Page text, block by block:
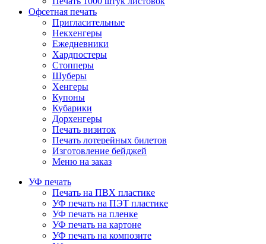
Офсетная печать
Пригласительные
Некхенгеры
Ежедневники
Хардпостеры
Стопперы
Шуберы
Хенгеры
Купоны
Кубарики
Дорхенгеры
Печать визиток
Печать лотерейных билетов
Изготовление бейджей
Меню на заказ
УФ печать
Печать на ПВХ пластике
УФ печать на ПЭТ пластике
УФ печать на пленке
УФ печать на картоне
УФ печать на композите